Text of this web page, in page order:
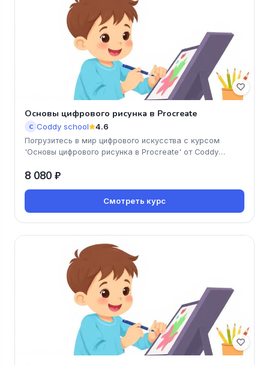
Основы цифрового рисунка в Procreate
C Coddy school 4.6
Погрузитесь в мир цифрового искусства с курсом
'Основы цифрового рисунка в Procreate' от Coddy
8 080 ₽
Смотреть курс